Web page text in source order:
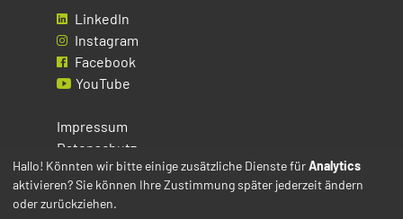
LinkedIn
Instagram
Facebook
YouTube
Impressum
Datenschutz
Cookies
Hallo! Könnten wir bitte einige zusätzliche Dienste fürAnalytics
aktivieren? Sie können Ihre Zustimmung später jederzeit ändern
oder zurückziehen.